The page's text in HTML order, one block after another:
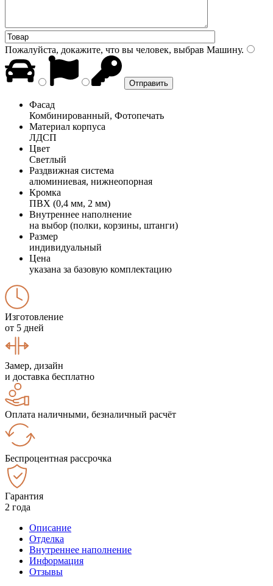
Пожалуйста, докажите, что вы человек, выбрав Машину.
Фасад
Комбинированный, Фотопечать
Материал корпуса
ЛДСП
Цвет
Светлый
Раздвижная система
алюминиевая, нижнеопорная
Кромка
ПВХ (0,4 мм, 2 мм)
Внутреннее наполнение
на выбор (полки, корзины, штанги)
Размер
индивидуальный
Цена
указана за базовую комплектацию
Изготовление
от 5 дней
Замер, дизайн
и доставка бесплатно
Оплата наличными, безналичный расчёт
Беспроцентная рассрочка
Гарантия
2 года
Описание
Отделка
Внутреннее наполнение
Информация
Отзывы